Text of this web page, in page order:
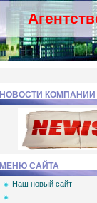
НОВОСТИ КОМПАНИИ
МЕНЮ САЙТА
Наш новый сайт
-----------------------------